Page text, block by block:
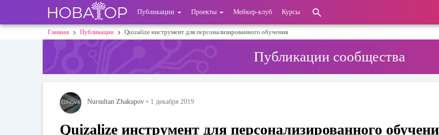
основному
User
account
Публикации Проекты Мейкер-клуб Курсы
Строка
Главная Публикации Quizalize инструмент для персонализированного обучения
Публикации сообщества
Nursultan Zhakupov • 1 декабря 2019
Quizalize инструмент для персонализированного